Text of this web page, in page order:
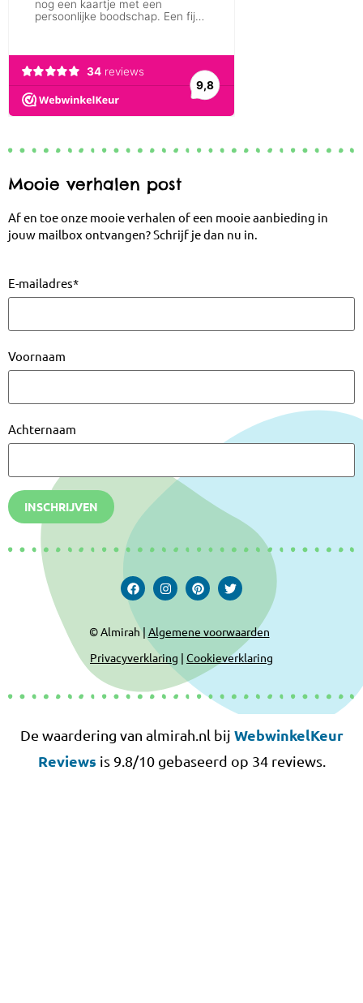
Mooie verhalen post
Af en toe onze mooie verhalen of een mooie aanbieding in
jouw mailbox ontvangen? Schrijf je dan nu in.
E-mailadres*
Voornaam
Achternaam
INSCHRIJVEN
© Almirah | Algemene voorwaarden
Privacyverklaring | Cookieverklaring
De waardering van almirah.nl bij WebwinkelKeur
Reviews is 9.8/10 gebaseerd op 34 reviews.